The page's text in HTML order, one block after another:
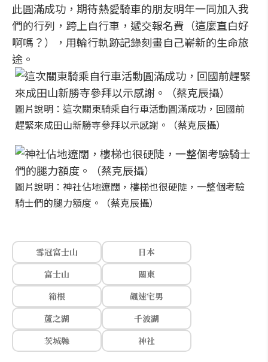
此圓滿成功，期待熱愛騎車的朋友明年一同加入我
們的行列，跨上自行車，遞交報名費（這麼直白好
啊嗎？），用輪行軌跡記錄刻畫自己嶄新的生命旅
途。
圖片說明：這次關東騎乘自行車活動圓滿成功，回國前
趕緊來成田山新勝寺參拜以示感謝。（蔡克辰攝）
圖片說明：神社佔地遼闊，樓梯也很硬陡，一整個考驗
騎士們的腿力額度。（蔡克辰攝）
雪冠富士山
日本
富士山
關東
箱根
飆速宅男
蘆之湖
千波湖
茨城縣
神社